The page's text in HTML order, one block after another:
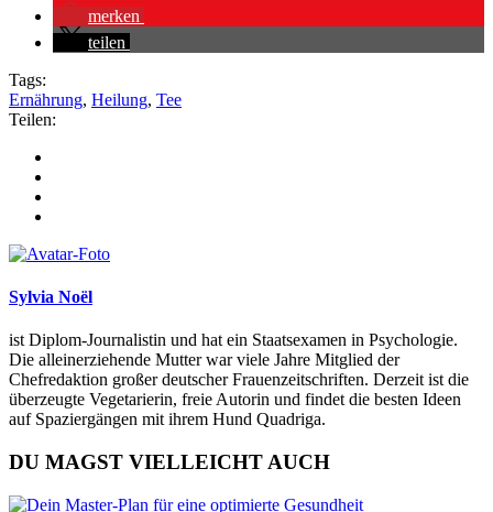
merken
teilen
Tags:
Ernährung, Heilung, Tee
Teilen:
Sylvia Noël
ist Diplom-Journalistin und hat ein Staatsexamen in Psychologie.
Die alleinerziehende Mutter war viele Jahre Mitglied der
Chefredaktion großer deutscher Frauenzeitschriften. Derzeit ist die
überzeugte Vegetarierin, freie Autorin und findet die besten Ideen
auf Spaziergängen mit ihrem Hund Quadriga.
DU MAGST VIELLEICHT AUCH